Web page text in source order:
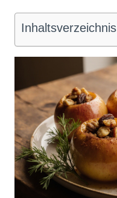
Inhaltsverzeichnis